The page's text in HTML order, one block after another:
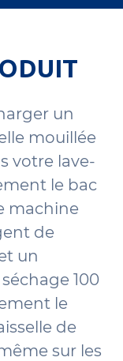
un
mouillée
votre lave-
le bac
machine
de
un
100
le
de
sur les